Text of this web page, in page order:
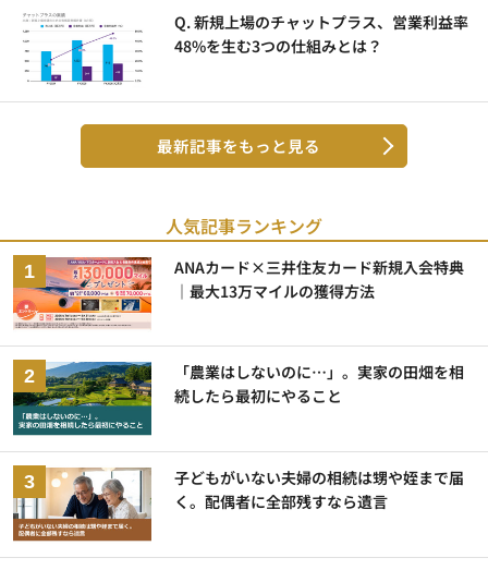
Q. 新規上場のチャットプラス、営業利益率
48%を生む3つの仕組みとは？
最新記事をもっと見る
人気記事ランキング
ANAカード×三井住友カード新規入会特典
｜最大13万マイルの獲得方法
「農業はしないのに…」。実家の田畑を相
続したら最初にやること
子どもがいない夫婦の相続は甥や姪まで届
く。配偶者に全部残すなら遺言